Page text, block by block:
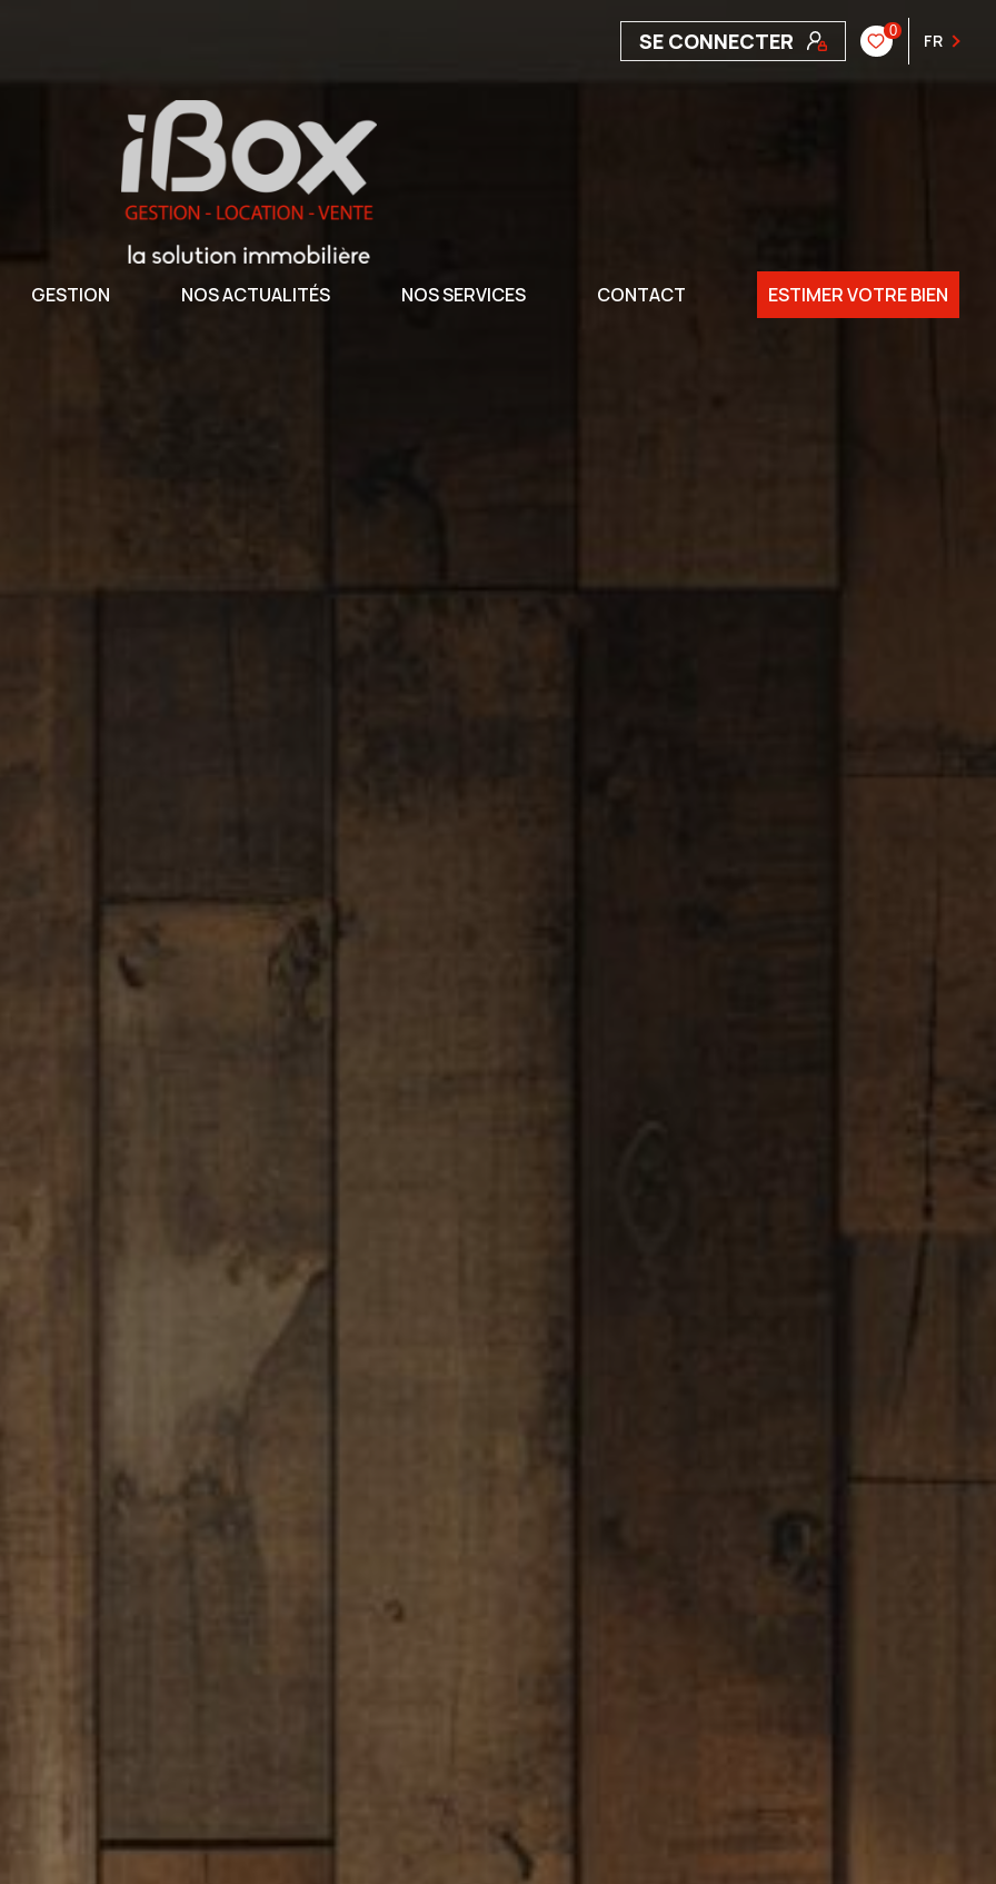
SE CONNECTER 0 FR
GESTION NOS ACTUALITÉS NOS SERVICES CONTACT ESTIMER VOTRE BIEN